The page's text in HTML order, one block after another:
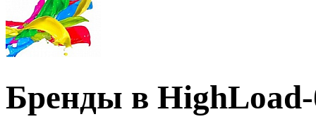
Бренды в HighLoad-